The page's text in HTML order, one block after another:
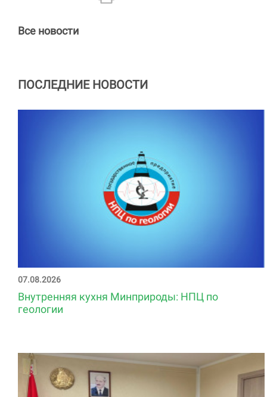
Все новости
ПОСЛЕДНИЕ НОВОСТИ
07.08.2026
Внутренняя кухня Минприроды: НПЦ по
геологии